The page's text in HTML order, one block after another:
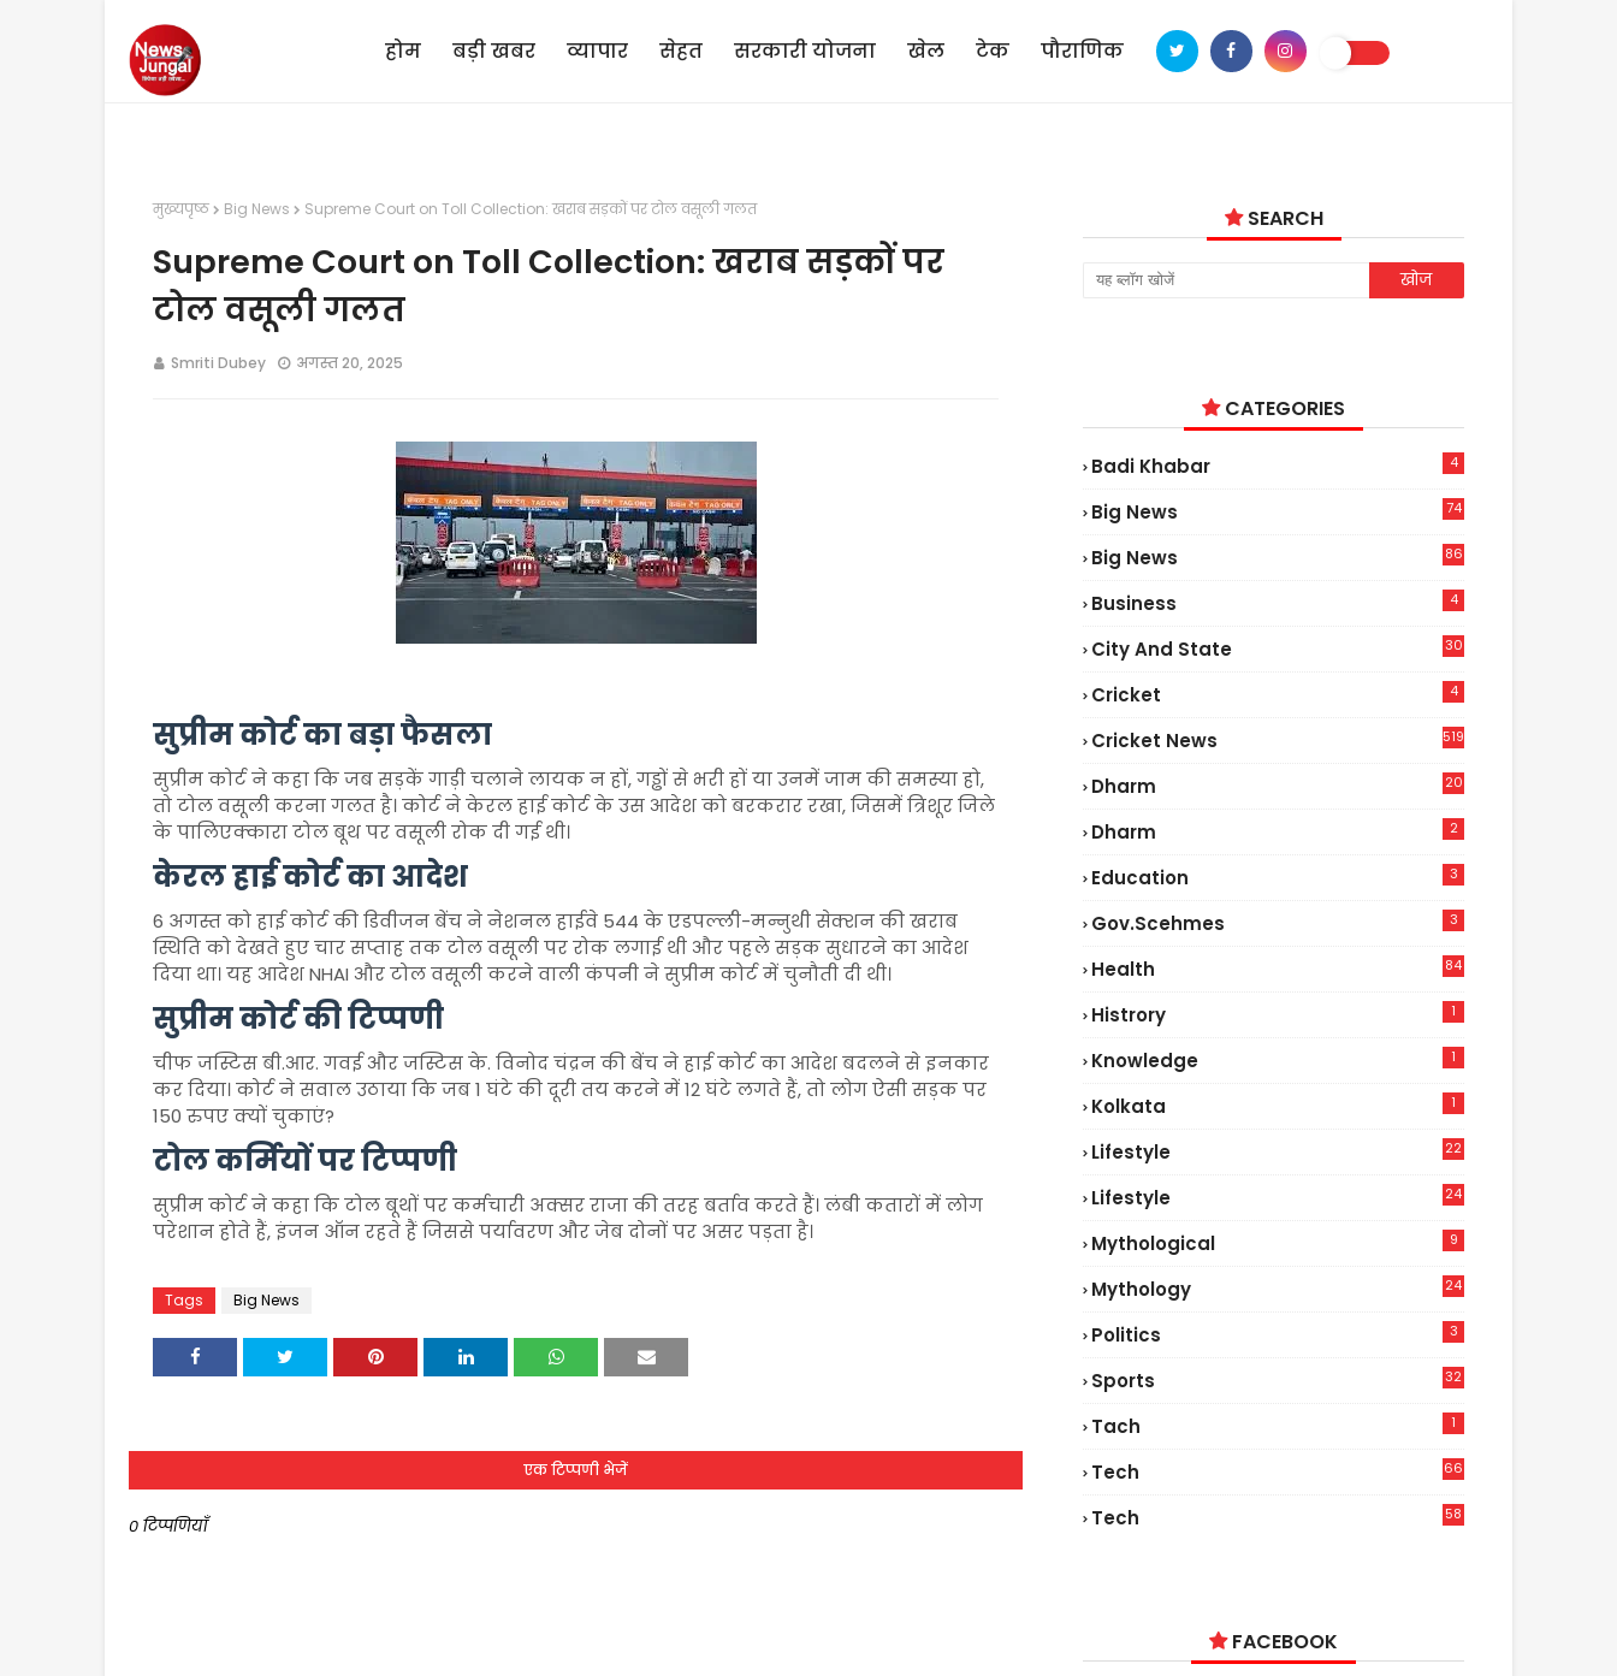
होम बड़ी खबर व्यापार सेहत सरकारी योजना खेल टेक पौराणिक
मुख्यपृष्ठ Big News Supreme Court on Toll Collection: खराब सड़कों पर टोल वसूली गलत
Supreme Court on Toll Collection: खराब सड़कों पर
टोल वसूली गलत
Smriti Dubey अगस्त 20, 2025
सुप्रीम कोर्ट का बड़ा फैसला
सुप्रीम कोर्ट ने कहा कि जब सड़कें गाड़ी चलाने लायक न हों, गड्ढों से भरी हों या उनमें जाम की समस्या हो,
तो टोल वसूली करना गलत है। कोर्ट ने केरल हाई कोर्ट के उस आदेश को बरकरार रखा, जिसमें त्रिशूर जिले
के पालिएक्कारा टोल बूथ पर वसूली रोक दी गई थी।
केरल हाई कोर्ट का आदेश
6 अगस्त को हाई कोर्ट की डिवीजन बेंच ने नेशनल हाईवे 544 के एडपल्ली-मन्नुथी सेक्शन की खराब
स्थिति को देखते हुए चार सप्ताह तक टोल वसूली पर रोक लगाई थी और पहले सड़क सुधारने का आदेश
दिया था। यह आदेश NHAI और टोल वसूली करने वाली कंपनी ने सुप्रीम कोर्ट में चुनौती दी थी।
सुप्रीम कोर्ट की टिप्पणी
चीफ जस्टिस बी.आर. गवई और जस्टिस के. विनोद चंद्रन की बेंच ने हाई कोर्ट का आदेश बदलने से इनकार
कर दिया। कोर्ट ने सवाल उठाया कि जब 1 घंटे की दूरी तय करने में 12 घंटे लगते हैं, तो लोग ऐसी सड़क पर
150 रुपए क्यों चुकाएं?
टोल कर्मियों पर टिप्पणी
सुप्रीम कोर्ट ने कहा कि टोल बूथों पर कर्मचारी अक्सर राजा की तरह बर्ताव करते हैं। लंबी कतारों में लोग
परेशान होते हैं, इंजन ऑन रहते हैं जिससे पर्यावरण और जेब दोनों पर असर पड़ता है।
Tags Big News
एक टिप्पणी भेजें
0 टिप्पणियाँ
SEARCH
CATEGORIES
Badi Khabar 4
Big News
74
Big News
86
Business 4
City And State 30
Cricket 4
Cricket News 519
Dharm 20
Dharm 2
Education 3
Gov.scehmes 3
Health
84
Histrory 1
Knowledge 1
Kolkata 1
Lifestyle
22
Lifestyle
24
Mythological 9
Mythology 24
Politics 3
Sports 32
Tach 1
Tech
66
Tech
58
FACEBOOK